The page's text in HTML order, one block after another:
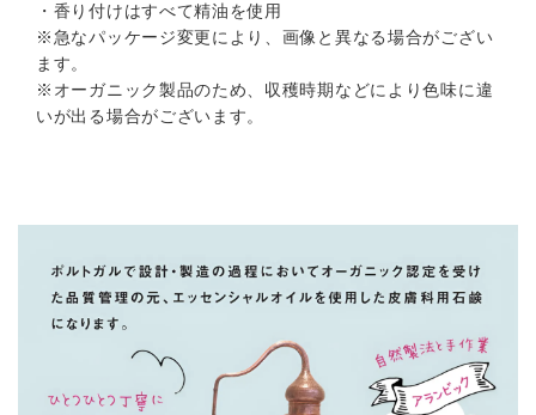
・香り付けはすべて精油を使用
※急なパッケージ変更により、画像と異なる場合がござい
ます。
※オーガニック製品のため、収穫時期などにより色味に違
いが出る場合がございます。